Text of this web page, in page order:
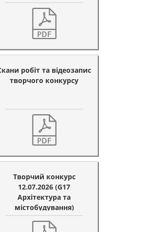
робіт та відеозапис
творчого конкурсу
Творчий конкурс
12.07.2026 (G17
Архітектура та
містобудування)